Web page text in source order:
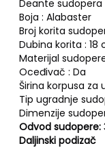
Deante
Boja : Alabaster
Broj korita
Dubina korita : 18
Materijal
Oceđivač : Da
Širina korpusa za
Tip ugradnje
Dimenzije
Odvod sudopere:
Daljinski podizač